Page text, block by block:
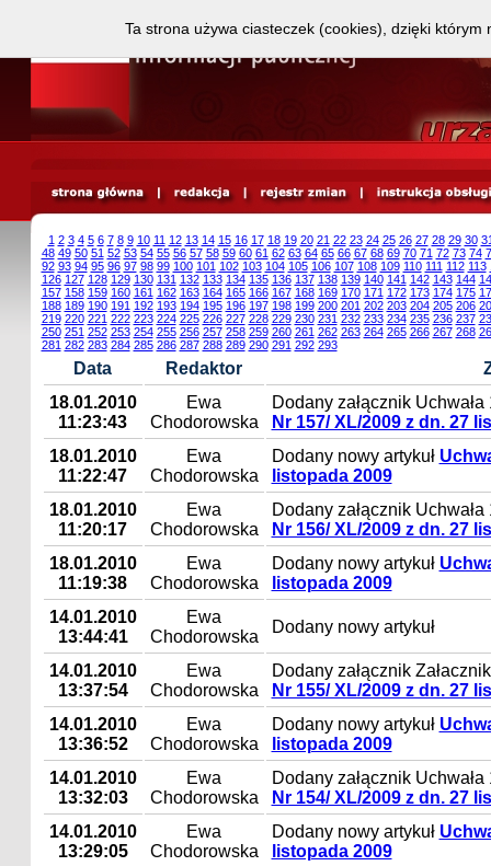
1 2 3 4 5 6 7 8 9 10 11 12 13 14 15 16 17 18 19 20 21 22 23 24 25 26 27 28 29 30
48 49 50 51 52 53 54 55 56 57 58 59 60 61 62 63 64 65 66 67 68 69 70 71 72 73 74
92 93 94 95 96 97 98 99 100 101 102 103 104 105 106 107 108 109 110 111 112 113
126 127 128 129 130 131 132 133 134 135 136 137 138 139 140 141 142 143 144
157 158 159 160 161 162 163 164 165 166 167 168 169 170 171 172 173 174 175
188 189 190 191 192 193 194 195 196 197 198 199 200 201 202 203 204 205 206
219 220 221 222 223 224 225 226 227 228 229 230 231 232 233 234 235 236 237
250 251 252 253 254 255 256 257 258 259 260 261 262 263 264 265 266 267 268
281 282 283 284 285 286 287 288 289 290 291 292 293
Data Redaktor
18.01.2010
11:23:43
Ewa
Chodorowska
Dodany załącznik
Nr 157/ XL/2009 z dn. 27
18.01.2010
11:22:47
Ewa
Chodorowska
Dodany nowy artykuł
listopada 2009
18.01.2010
11:20:17
Ewa
Chodorowska
Dodany załącznik
Nr 156/ XL/2009 z dn. 27
18.01.2010
11:19:38
Ewa
Chodorowska
Dodany nowy artykuł
listopada 2009
14.01.2010
13:44:41
Ewa
Chodorowska
Dodany nowy artykuł
14.01.2010
13:37:54
Ewa
Chodorowska
Dodany załącznik
Nr 155/ XL/2009 z dn. 27
14.01.2010
13:36:52
Ewa
Chodorowska
Dodany nowy artykuł
listopada 2009
14.01.2010
13:32:03
Ewa
Chodorowska
Dodany załącznik
Nr 154/ XL/2009 z dn. 27
14.01.2010
13:29:05
Ewa
Chodorowska
Dodany nowy artykuł
listopada 2009
Ta strona używa ciasteczek (cookies), dzięki którym